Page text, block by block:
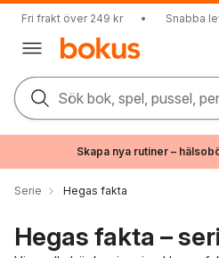
Fri frakt över 249 kr • Snabba
Sök bok, spel, pussel,
Skapa nya rutiner –
Serie Hegas fakta
Hegas fakta –